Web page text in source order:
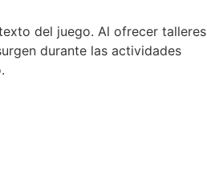
del juego. Al ofrecer talleres
durante las actividades